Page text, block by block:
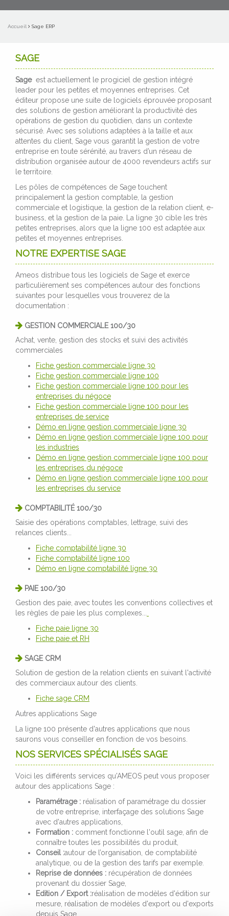
Accueil Sage ERP
SAGE
Sageest actuellement le progiciel de gestion intégré
leader pour les petites et moyennes entreprises. Cet
éditeur propose une suite de logiciels éprouvée proposant
des solutions de gestion améliorant la productivité des
opérations de gestion du quotidien, dans un contexte
sécurisé. Avec ses solutions adaptées à la taille et aux
attentes du client, Sage vous garantit la gestion de votre
entreprise en toute sérénité, au travers d’un réseau de
distribution organisée autour de 4000 revendeurs actifs sur
le territoire.
Les pôles de compétences de Sage touchent
principalement la gestion comptable, la gestion
commerciale et logistique, la gestion de la relation client, e-
business, et la gestion de la paie. La ligne 30 cible les très
petites entreprises, alors que la ligne 100 est adaptée aux
petites et moyennes entreprises.
NOTRE EXPERTISE SAGE
Ameos distribue tous les logiciels de Sage et exerce
particulièrement ses compétences autour des fonctions
suivantes pour lesquelles vous trouverez de la
documentation :
GESTION COMMERCIALE 100/30
Achat, vente, gestion des stocks et suivi des activités
commerciales
Fiche gestion commerciale ligne 30
Fiche gestion commerciale ligne 100
Fiche gestion commerciale ligne 100 pour les
entreprises du négoce
Fiche gestion commerciale ligne 100 pour les
entreprises de service
Démo en ligne gestion commerciale ligne 30
Démo en ligne gestion commerciale ligne 100 pour
les industries
Démo en ligne gestion commerciale ligne 100 pour
les entreprises du négoce
Démo en ligne gestion commerciale ligne 100 pour
les entreprises du service
COMPTABILITÉ 100/30
Saisie des opérations comptables, lettrage, suivi des
relances clients...
Fiche comptabilité ligne 30
Fiche comptabilité ligne 100
Démo en ligne comptabilité ligne 30
PAIE 100/30
Gestion des paie, avec toutes les conventions collectives et
les règles de paie les plus complexes...
Fiche paie ligne 30
Fiche paie et RH
SAGE CRM
Solution de gestion de la relation clients en suivant l'activité
des commerciaux autour des clients.
Fiche sage CRM
Autres applications Sage
La ligne 100 présente d'autres applications que nous
saurons vous conseiller en fonction de vos besoins.
NOS SERVICES SPÉCIALISÉS SAGE
Voici les différents services qu'AMEOS peut vous proposer
autour des applications Sage :
Paramétrage : réalisation of paramétrage du dossier
de votre entreprise, interfaçage des solutions Sage
avec d'autres applications,
Formation : comment fonctionne l'outil sage, afin de
connaître toutes les possibilités du produit,
Conseil :autour de l’organisation, de comptabilité
analytique, ou de la gestion des tarifs par exemple.
Reprise de données : récupération de données
provenant du dossier Sage,
Edition / Export :réalisation de modèles d'édition sur
mesure, réalisation de modèles d'export ou d'exports
depuis Sage.